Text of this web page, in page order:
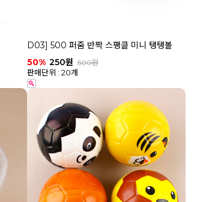
D03] 500 퍼줌 반짝 스팽클 미니 탱탱볼
50% 250원 500원
판매단위 : 20개